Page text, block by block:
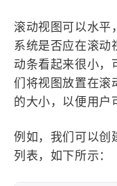
滚动视图可以水平
系统是否应在滚动
动条看起来很小，
们将视图放置在滚
的大小，以便用户
例如，我们可以创
列表，如下所示：